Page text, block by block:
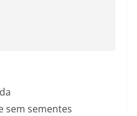
sem sementes